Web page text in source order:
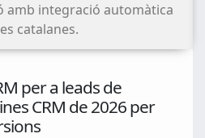
amb integració automàtica
catalanes.
per a leads de
CRM de 2026 per